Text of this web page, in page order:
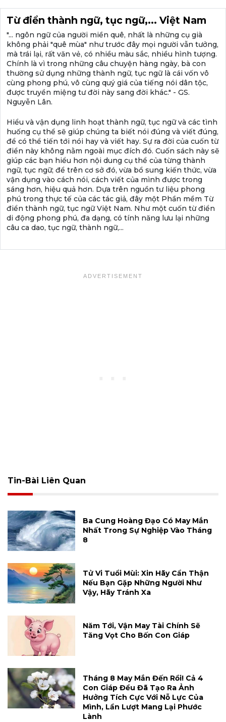
Từ điển thành ngữ, tục ngữ,... Việt Nam
"... ngôn ngữ của người miền quê, nhất là những cụ già
không phải "quê mùa" như trước đây mọi người vẫn tưởng,
mà trái lại, rất văn vẻ, có nhiều màu sắc, nhiều hình tượng.
Chính là vì trong những câu chuyện hàng ngày, bà con
thường sử dụng những thành ngữ, tục ngữ là cái vốn vô
cùng phong phú, vô cùng quý giá của tiếng nói dân tộc,
được truyền miệng tư đời này sang đời khác." - GS.
Nguyễn Lân.
Hiểu và vận dụng linh hoạt thành ngữ, tục ngữ và các tình
huống cụ thể sẽ giúp chúng ta biết nói đúng và viết đúng,
để có thể tiến tới nói hay và viết hay. Sự ra đời của cuốn từ
điển này không nằm ngoài mục đích đó. Cuốn sách này sẽ
giúp các bạn hiểu hơn nội dung cụ thể của từng thành
ngữ, tục ngữ; để trên cơ sở đó, vừa bổ sung kiến thức, vừa
vận dụng vào cách nói, cách viết của mình được trong
sáng hơn, hiệu quả hơn. Dựa trên nguồn tư liệu phong
phú trong thực tế của các tác giả, đây một Phần mềm Từ
điển thành ngữ, tục ngữ Việt Nam. Như một cuốn từ điển
di động phong phú, đa dạng, có tính năng lưu lại những
câu ca dao, tục ngữ, thành ngữ,...
Tin-Bài Liên Quan
Ba Cung Hoàng Đạo Có May Mắn
Nhất Trong Sự Nghiệp Vào Tháng
8
Tử Vi Tuổi Mùi: Xin Hãy Cẩn Thận
Nếu Bạn Gặp Những Người Như
Vậy, Hãy Tránh Xa
Năm Tới, Vận May Tài Chính Sẽ
Tăng Vọt Cho Bốn Con Giáp
Tháng 8 May Mắn Đến Rồi! Cả 4
Con Giáp Đều Đã Tạo Ra Ảnh
Hưởng Tích Cực Với Nỗ Lực Của
Mình, Lần Lượt Mang Lại Phước
Lành